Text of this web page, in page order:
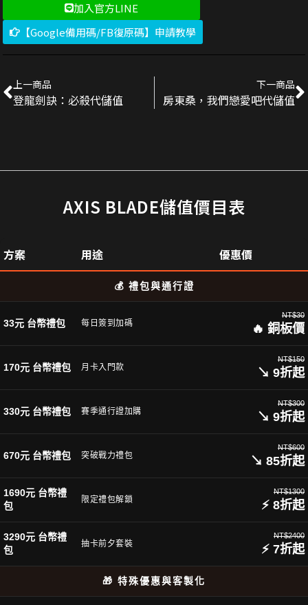
加入官方LINE
【Google備用碼/FB復原碼】申請教學
上一商品
登龍劍訣：必殺代儲值
下一商品
房東桑，我們戀愛吧代儲值
AXIS BLADE儲值價目表
方案 用途 優惠價
💰 禮包與通行證
33元 台幣禮包 每日簽到加碼
NT$30
🔥 銅板價
170元 台幣禮包 月卡入門款
NT$150
↘ 9折起
330元 台幣禮包 賽季通行證加購
NT$300
↘ 9折起
670元 台幣禮包 突破戰力禮包
NT$600
↘ 85折起
1690元 台幣禮
包
限定禮包解鎖
NT$1300
⚡ 8折起
3290元 台幣禮
包
抽卡前夕套裝
NT$2400
⚡ 7折起
🎁 特殊優惠與客製化